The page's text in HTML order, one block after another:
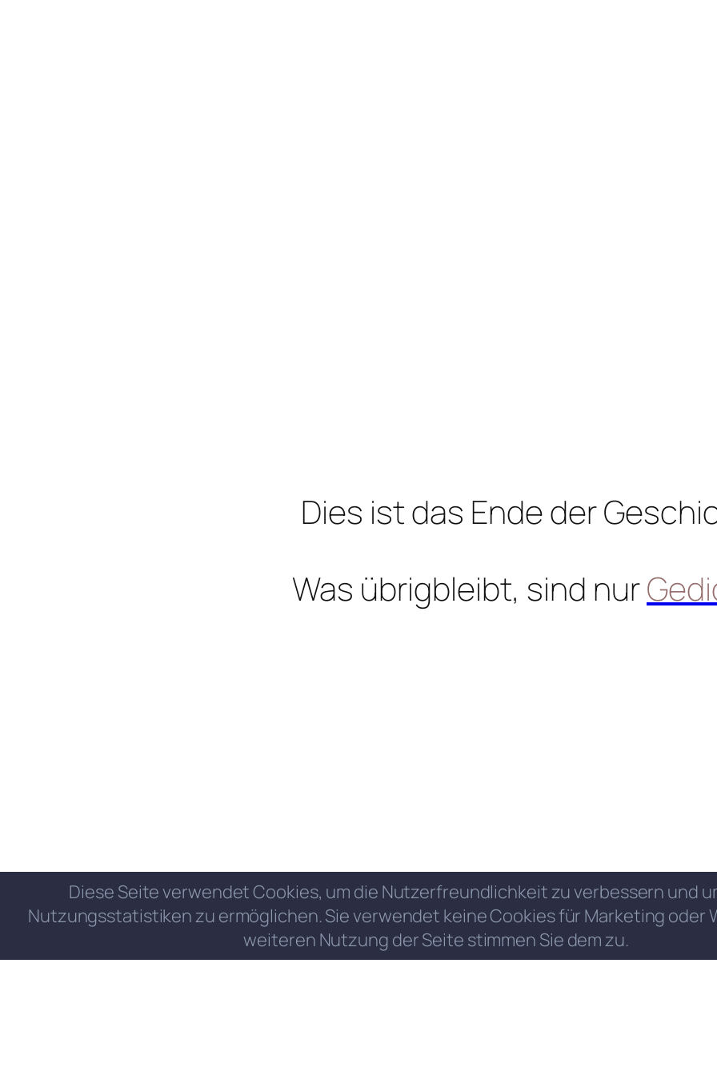
Dies ist das Ende der
Was übrigbleibt, sind nur
Diese Seite verwendet Cookies, um die Nutzerfreundlichkeit zu verbessern und
Nutzungsstatistiken zu ermöglichen. Sie verwendet keine Cookies für Marketing oder
weiteren Nutzung der Seite stimmen Sie dem zu.